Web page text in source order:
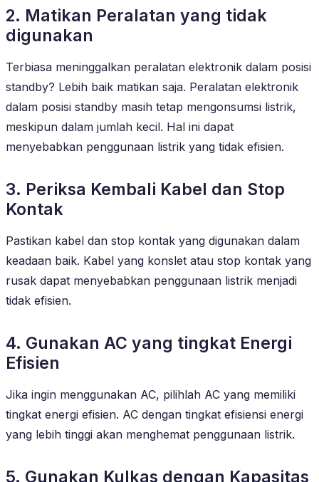
2. Matikan Peralatan yang tidak
digunakan
Terbiasa meninggalkan peralatan elektronik dalam posisi
standby? Lebih baik matikan saja. Peralatan elektronik
dalam posisi standby masih tetap mengonsumsi listrik,
meskipun dalam jumlah kecil. Hal ini dapat
menyebabkan penggunaan listrik yang tidak efisien.
3. Periksa Kembali Kabel dan Stop
Kontak
Pastikan kabel dan stop kontak yang digunakan dalam
keadaan baik. Kabel yang konslet atau stop kontak yang
rusak dapat menyebabkan penggunaan listrik menjadi
tidak efisien.
4. Gunakan AC yang tingkat Energi
Efisien
Jika ingin menggunakan AC, pilihlah AC yang memiliki
tingkat energi efisien. AC dengan tingkat efisiensi energi
yang lebih tinggi akan menghemat penggunaan listrik.
5. Gunakan Kulkas dengan Kapasitas